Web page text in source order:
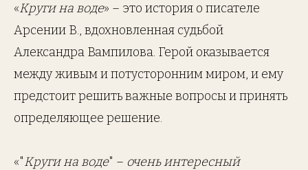
«Круги на воде» – это история о писателе
Арсении В., вдохновленная судьбой
Александра Вампилова. Герой оказывается
между живым и потусторонним миром, и ему
предстоит решить важные вопросы и принять
определяющее решение.
«"Круги на воде" – очень интересный